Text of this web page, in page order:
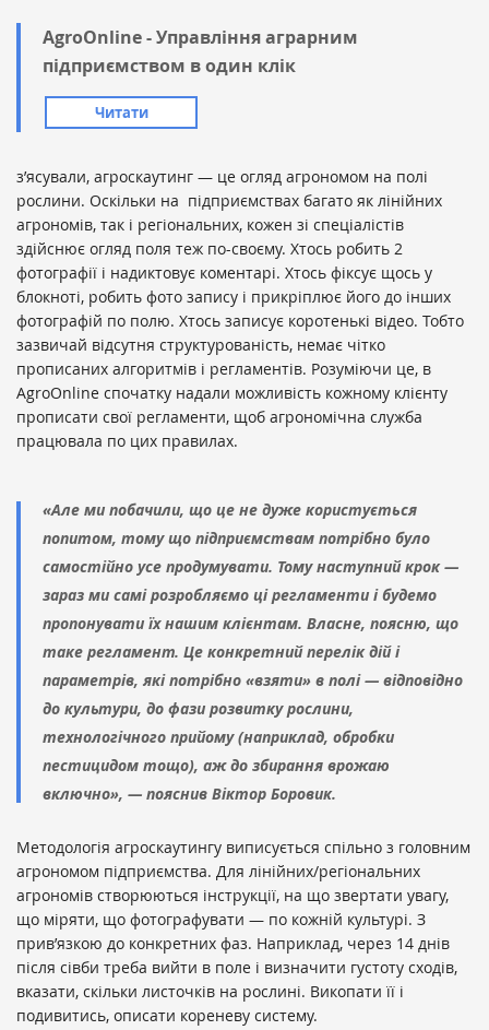
AgroOnline - Управління аграрним
підприємством в один клік
Читати
з’ясували, агроскаутинг — це огляд агрономом на полі
рослини. Оскільки на підприємствах багато як лінійних
агрономів, так і регіональних, кожен зі спеціалістів
здійснює огляд поля теж по-своєму. Хтось робить 2
фотографії і надиктовує коментарі. Хтось фіксує щось у
блокноті, робить фото запису і прикріплює його до інших
фотографій по полю. Хтось записує коротенькі відео. Тобто
зазвичай відсутня структурованість, немає чітко
прописаних алгоритмів і регламентів. Розуміючи це, в
AgroOnline спочатку надали можливість кожному клієнту
прописати свої регламенти, щоб агрономічна служба
працювала по цих правилах.
«Але ми побачили, що це не дуже користується
попитом, тому що підприємствам потрібно було
самостійно усе продумувати. Тому наступний крок —
зараз ми самі розробляємо ці регламенти і будемо
пропонувати їх нашим клієнтам. Власне, поясню, що
таке регламент. Це конкретний перелік дій і
параметрів, які потрібно «взяти» в полі — відповідно
до культури, до фази розвитку рослини,
технологічного прийому (наприклад, обробки
пестицидом тощо), аж до збирання врожаю
включно», — пояснив Віктор Боровик.
Методологія агроскаутингу виписується спільно з головним
агрономом підприємства. Для лінійних/регіональних
агрономів створюються інструкції, на що звертати увагу,
що міряти, що фотографувати — по кожній культурі. З
прив’язкою до конкретних фаз. Наприклад, через 14 днів
після сівби треба вийти в поле і визначити густоту сходів,
вказати, скільки листочків на рослині. Викопати її і
подивитись, описати кореневу систему.